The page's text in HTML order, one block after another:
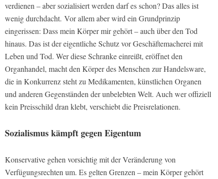
verdienen – aber sozialisiert werden darf es schon? Das alles ist
wenig durchdacht. Vor allem aber wird ein Grundprinzip
eingerissen: Dass mein Körper mir gehört – auch über den Tod
hinaus. Das ist der eigentliche Schutz vor Geschäftemacherei mit
Leben und Tod. Wer diese Schranke einreißt, eröffnet den
Organhandel, macht den Körper des Menschen zur Handelsware,
die in Konkurrenz steht zu Medikamenten, künstlichen Organen
und anderen Gegenständen der unbelebten Welt. Auch wer offiziell
kein Preisschild dran klebt, verschiebt die Preisrelationen.
Sozialismus kämpft gegen Eigentum
Konservative gehen vorsichtig mit der Veränderung von
Verfügungsrechten um. Es gelten Grenzen – mein Körper gehört